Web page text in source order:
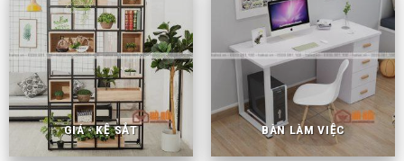
GIÁ - KỆ SẮT BÀN LÀM VIỆC